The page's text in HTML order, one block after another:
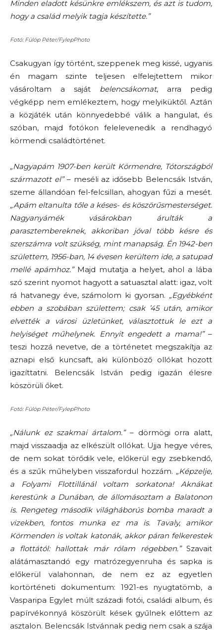
Minden eladott késünkre emlékszem, és azt is tudom,
hogy a család melyik tagja készítette.”
Fotó: Fülöp Péter/FylepPhoto
Csakugyan így történt, szeppenek meg kissé, ugyanis
én magam szinte teljesen elfelejtettem mikor
vásároltam a saját belencsákomat, arra pedig
végképp nem emlékeztem, hogy melyiküktől. Aztán
a közjáték után könnyedebbé válik a hangulat, és
szóban, majd fotókon felelevenedik a rendhagyó
körmendi családtörténet.
„Nagyapám 1907-ben került Körmendre, Tótországból
származott el”– meséli az idősebb Belencsák István,
szeme állandóan fel-felcsillan, ahogyan fűzi a mesét.
„Apám eltanulta tőle a késes- és köszörűsmesterséget.
Nagyanyámék vásárokban árulták a
parasztembereknek, akkoriban jóval több késre és
szerszámra volt szükség, mint manapság. Én 1942-ben
születtem, 1956-ban, 14 évesen kerültem ide, a satupad
mellé apámhoz.”Majd mutatja a helyet, ahol a lába
szó szerint nyomot hagyott a satuasztal alatt: igaz, volt
rá hatvanegy éve, számolom ki gyorsan. „Egyébként
ebben a szobában születtem; csak ’45 után, amikor
elvették a városi üzletünket, választottuk le ezt a
helyiséget műhelynek. Ennyit engedett a mama!”–
teszi hozzá nevetve, de a történetet megszakítja az
aznapi első kuncsaft, aki különböző ollókat hozott
igazíttatni. Belencsák István pedig igazán élesre
köszörüli őket.
Fotó: Fülöp Péter/FylepPhoto
„Nálunk ez szakmai ártalom.”– dörmögi orra alatt,
majd visszaadja az elkészült ollókat. Ujja hegye véres,
de nem sokat törődik vele, előkerül egy zsebkendő,
és a szűk műhelyben visszafordul hozzám. „Képzelje,
a Folyami Flottillánál voltam sorkatona! Aknákat
kerestünk a Dunában, de állomásoztam a Balatonon
is. Rengeteg második világháborús bomba maradt a
vizekben, fontos munka ez ma is. Tavaly, amikor
Körmenden is voltak katonák, akkor páran felkerestek
a flottától: hallottak már rólam régebben.”Szavait
alátámasztandó egy matrózegyenruha és sapka is
előkerül valahonnan, de nem ez az egyetlen
kortörténeti dokumentum: 1921-es nyugtatömb, a
Vasparipa Egylet múlt századi fotói, családi album, és
papírvékonnyá köszörült kések gyűlnek előttem az
asztalon. Belencsák Istvánnak pedig nem csak a szája